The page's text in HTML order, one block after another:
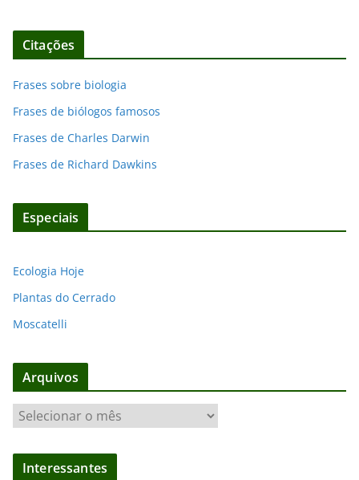
Citações
Frases sobre biologia
Frases de biólogos famosos
Frases de Charles Darwin
Frases de Richard Dawkins
Especiais
Ecologia Hoje
Plantas do Cerrado
Moscatelli
Arquivos
r
q
Interessantes